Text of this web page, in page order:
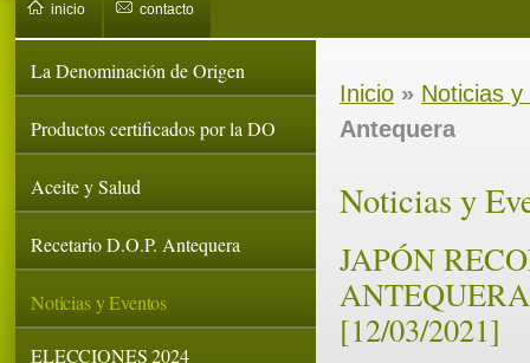
inicio contacto
La Denominación de Origen
Productos certificados por la DO
Aceite y Salud
Recetario D.O.P. Antequera
Noticias y Eventos
ELECCIONES 2024
Inicio » Noticias
Antequera
Noticias y
JAPÓN
ANTEQUERA
[12/03/2021]